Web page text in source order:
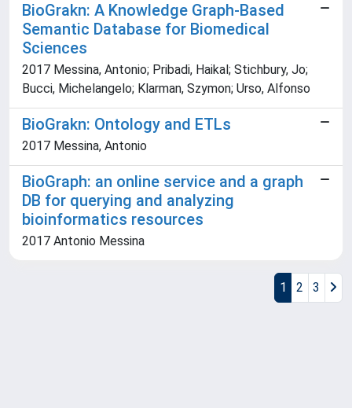
BioGrakn: A Knowledge Graph-Based
Semantic Database for Biomedical
Sciences
2017 Messina, Antonio; Pribadi, Haikal; Stichbury, Jo;
Bucci, Michelangelo; Klarman, Szymon; Urso, Alfonso
BioGrakn: Ontology and ETLs
2017 Messina, Antonio
BioGraph: an online service and a graph
DB for querying and analyzing
bioinformatics resources
2017 Antonio Messina
1 2 3